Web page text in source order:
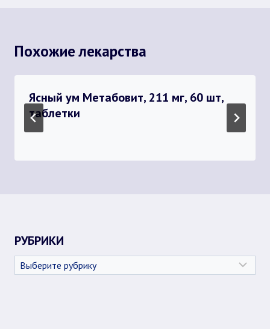
Похожие лекарства
Ясный ум Метабовит, 211 мг, 60 шт,
таблетки
РУБРИКИ
Рубрики